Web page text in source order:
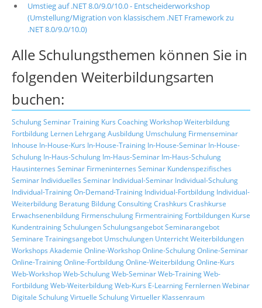
Umstieg auf .NET 8.0/9.0/10.0 - Entscheiderworkshop
(Umstellung/Migration von klassischem .NET Framework zu
.NET 8.0/9.0/10.0)
Alle Schulungsthemen können Sie in
folgenden Weiterbildungsarten
buchen:
SchulungSeminarTraining Kurs CoachingWorkshopWeiterbildung
Fortbildung Lernen LehrgangAusbildung Umschulung Firmenseminar
Inhouse In-House-Kurs In-House-Training In-House-Seminar In-House-
Schulung In-Haus-Schulung Im-Haus-Seminar Im-Haus-Schulung
Hausinternes Seminar Firmeninternes Seminar Kundenspezifisches
Seminar Individuelles Seminar Individual-Seminar Individual-Schulung
Individual-TrainingOn-Demand-Training Individual-Fortbildung Individual-
Weiterbildung Beratung BildungConsultingCrashkurs Crashkurse
Erwachsenenbildung Firmenschulung Firmentraining Fortbildungen Kurse
KundentrainingSchulungenSchulungsangebotSeminarangebot
Seminare Trainingsangebot Umschulungen UnterrichtWeiterbildungen
Workshops Akademie Online-WorkshopOnline-SchulungOnline-Seminar
Online-TrainingOnline-FortbildungOnline-WeiterbildungOnline-Kurs
Web-WorkshopWeb-SchulungWeb-SeminarWeb-TrainingWeb-
FortbildungWeb-WeiterbildungWeb-Kurs E-Learning FernlernenWebinar
Digitale SchulungVirtuelle SchulungVirtueller Klassenraum